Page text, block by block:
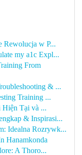
Rewolucja w P...
my a1c Expl...
From
& ...
Training ...
Tại và ...
& Inspirasi...
Idealna Rozrywk...
Hanamkonda
A Thoro...